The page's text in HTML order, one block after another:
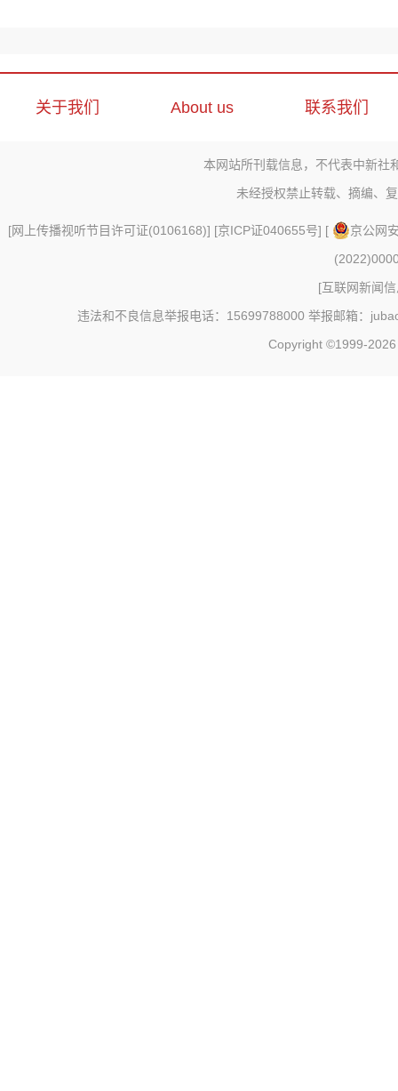
关于我们 About us 联系我们
本网站所刊载信息，不代表中新社
未经授权禁止转载、摘编、
[网上传播视听节目许可证(0106168)] [京ICP证040655号] [
京公网
[互联网新闻
违法和不良信息举报电话：15699788000 举报邮箱：
Copyright ©1999-